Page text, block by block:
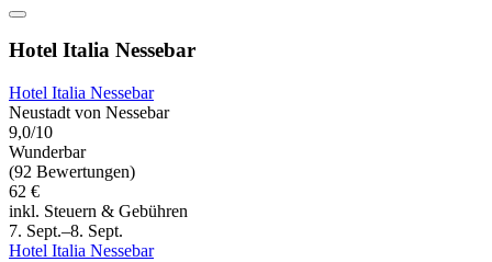
Hotel Italia Nessebar
Hotel Italia Nessebar
Neustadt von Nessebar
9,0/10
Wunderbar
(92 Bewertungen)
62 €
inkl. Steuern & Gebühren
7. Sept.–8. Sept.
Hotel Italia Nessebar